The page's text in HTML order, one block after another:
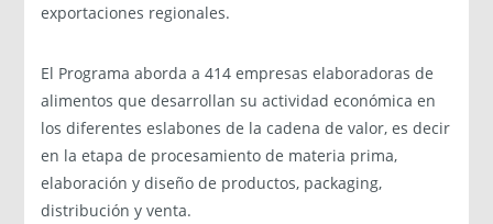
exportaciones regionales.
El Programa aborda a 414 empresas elaboradoras de
alimentos que desarrollan su actividad económica en
los diferentes eslabones de la cadena de valor, es decir
en la etapa de procesamiento de materia prima,
elaboración y diseño de productos, packaging,
distribución y venta.